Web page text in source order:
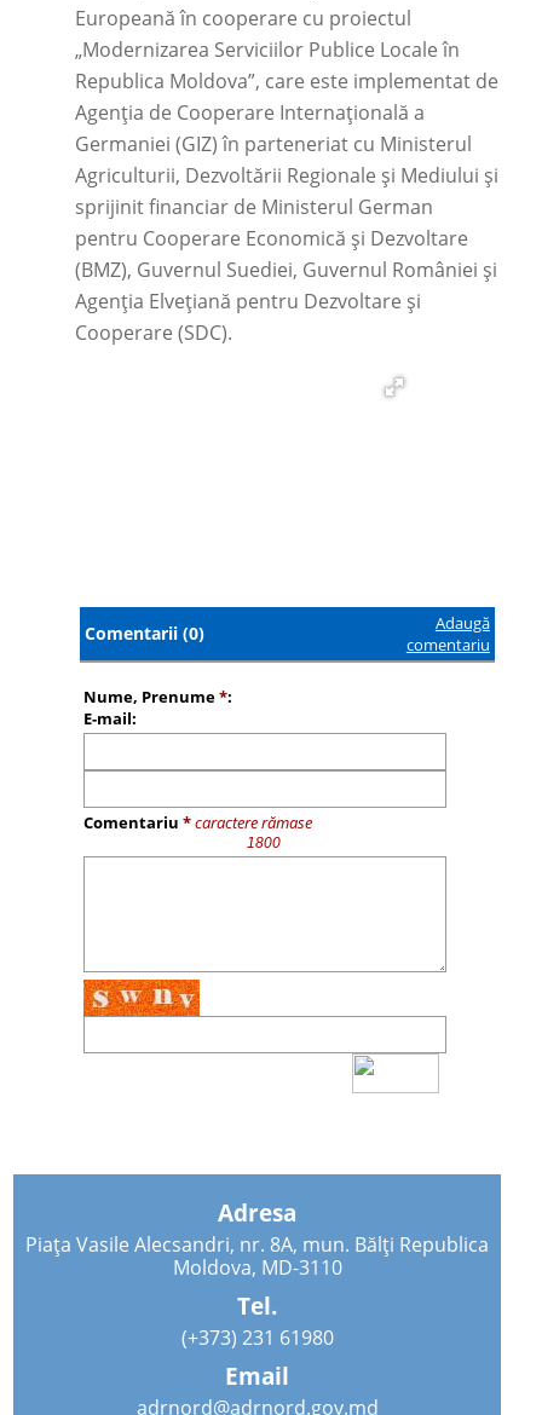
Europeană în cooperare cu proiectul
„Modernizarea Serviciilor Publice Locale în
Republica Moldova”, care este implementat de
Agenția de Cooperare Internațională a
Germaniei (GIZ) în parteneriat cu Ministerul
Agriculturii, Dezvoltării Regionale și Mediului și
sprijinit financiar de Ministerul German
pentru Cooperare Economică şi Dezvoltare
(BMZ), Guvernul Suediei, Guvernul României și
Agenţia Elveţiană pentru Dezvoltare şi
Cooperare (SDC).
Comentarii (0)
Adaugă
comentariu
Nume, Prenume*:
E-mail:
Comentariu *caractere rămase
Adresa
Piața Vasile Alecsandri, nr. 8A, mun. Bălți Republica
Moldova, MD-3110
Tel.
(+373) 231 61980
Email
adrnord@adrnord.gov.md